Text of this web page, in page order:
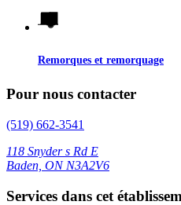
Remorques et remorquage
Pour nous contacter
(519) 662-3541
118 Snyder s Rd E
Baden, ON N3A2V6
Services dans cet